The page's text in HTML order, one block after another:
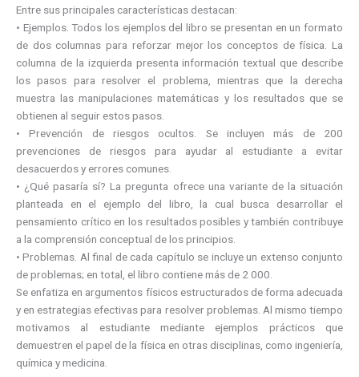
Entre sus principales características destacan:
• Ejemplos. Todos los ejemplos del libro se presentan en un formato
de dos columnas para reforzar mejor los conceptos de física. La
columna de la izquierda presenta información textual que describe
los pasos para resolver el problema, mientras que la derecha
muestra las manipulaciones matemáticas y los resultados que se
obtienen al seguir estos pasos.
• Prevención de riesgos ocultos. Se incluyen más de 200
prevenciones de riesgos para ayudar al estudiante a evitar
desacuerdos y errores comunes.
• ¿Qué pasaría sí? La pregunta ofrece una variante de la situación
planteada en el ejemplo del libro, la cual busca desarrollar el
pensamiento crítico en los resultados posibles y también contribuye
a la comprensión conceptual de los principios.
• Problemas. Al final de cada capítulo se incluye un extenso conjunto
de problemas; en total, el libro contiene más de 2 000.
Se enfatiza en argumentos físicos estructurados de forma adecuada
y en estrategias efectivas para resolver problemas. Al mismo tiempo
motivamos al estudiante mediante ejemplos prácticos que
demuestren el papel de la física en otras disciplinas, como ingeniería,
química y medicina.